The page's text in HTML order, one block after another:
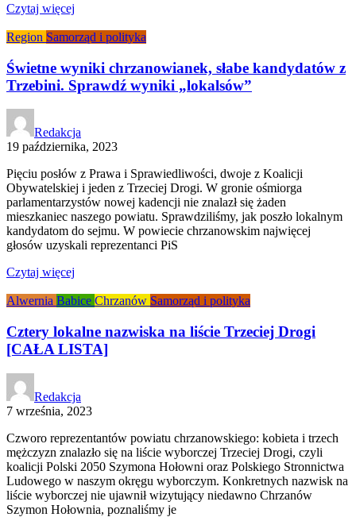
Czytaj więcej
Region Samorząd i polityka
Świetne wyniki chrzanowianek, słabe kandydatów z
Trzebini. Sprawdź wyniki „lokalsów”
Redakcja
19 października, 2023
Pięciu posłów z Prawa i Sprawiedliwości, dwoje z Koalicji
Obywatelskiej i jeden z Trzeciej Drogi. W gronie ośmiorga
parlamentarzystów nowej kadencji nie znalazł się żaden
mieszkaniec naszego powiatu. Sprawdziliśmy, jak poszło lokalnym
kandydatom do sejmu. W powiecie chrzanowskim najwięcej
głosów uzyskali reprezentanci PiS
Czytaj więcej
Alwernia Babice Chrzanów Samorząd i polityka
Cztery lokalne nazwiska na liście Trzeciej Drogi
[CAŁA LISTA]
Redakcja
7 września, 2023
Czworo reprezentantów powiatu chrzanowskiego: kobieta i trzech
mężczyzn znalazło się na liście wyborczej Trzeciej Drogi, czyli
koalicji Polski 2050 Szymona Hołowni oraz Polskiego Stronnictwa
Ludowego w naszym okręgu wyborczym. Konkretnych nazwisk na
liście wyborczej nie ujawnił wizytujący niedawno Chrzanów
Szymon Hołownia, poznaliśmy je